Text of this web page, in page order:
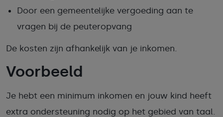
Door een gemeentelijke vergoeding aan te
vragen bij de peuteropvang
De kosten zijn afhankelijk van je inkomen.
Voorbeeld
Je hebt een minimum inkomen en jouw kind heeft
extra ondersteuning nodig op het gebied van taal.